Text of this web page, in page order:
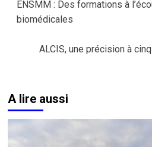
d’article
ENSMM : Des formations à
biomédicales
ALCIS, une précision à
A lire aussi